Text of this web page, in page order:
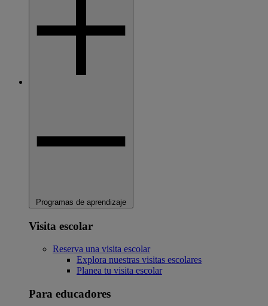
Programas de aprendizaje
Visita escolar
Reserva una visita escolar
Explora nuestras visitas escolares
Planea tu visita escolar
Para educadores